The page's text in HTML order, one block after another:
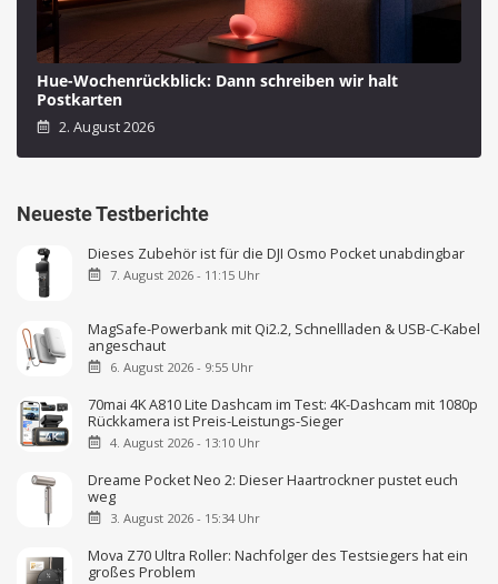
Hue-Wochenrückblick: Dann schreiben wir halt
Postkarten
2. August 2026
Neueste Testberichte
Dieses Zubehör ist für die DJI Osmo Pocket unabdingbar
7. August 2026 - 11:15 Uhr
MagSafe-Powerbank mit Qi2.2, Schnellladen & USB-C-Kabel
angeschaut
6. August 2026 - 9:55 Uhr
70mai 4K A810 Lite Dashcam im Test: 4K-Dashcam mit 1080p
Rückkamera ist Preis-Leistungs-Sieger
4. August 2026 - 13:10 Uhr
Dreame Pocket Neo 2: Dieser Haartrockner pustet euch
weg
3. August 2026 - 15:34 Uhr
Mova Z70 Ultra Roller: Nachfolger des Testsiegers hat ein
großes Problem